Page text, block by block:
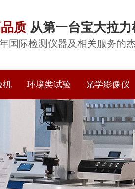
质 从第一台宝大拉
国际检测仪器及相关服务的
机 环境类试验 光学影像仪